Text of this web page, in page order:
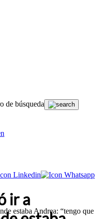
de búsqueda
estaba Andrea: “tengo que
ir a